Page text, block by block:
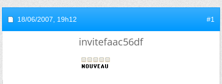
18/06/2007, 19h12 #1
invitefaac56df